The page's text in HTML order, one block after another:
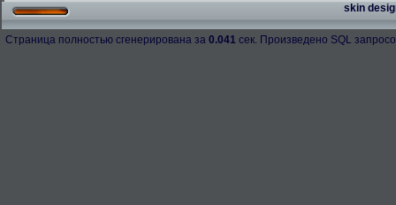
skin
Страница полностью сгенерирована за 0.041 сек. Произведено SQL